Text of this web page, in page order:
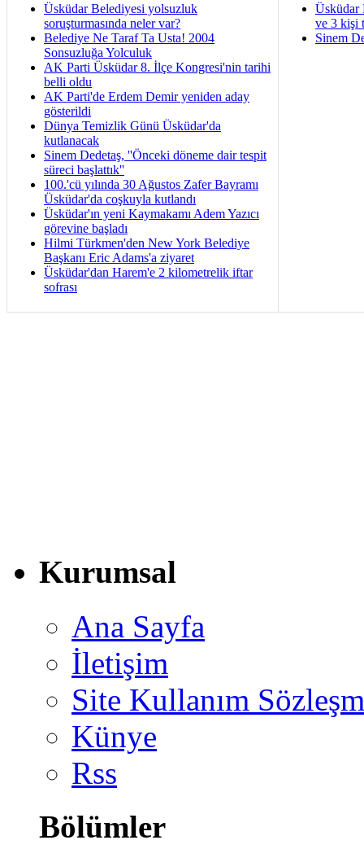
Üsküdar Belediyesi yolsuzluk
soruşturmasında neler var?
Belediye Ne Taraf Ta Usta! 2004
Sonsuzluğa Yolculuk
AK Parti Üsküdar 8. İlçe Kongresi'nin tarihi
belli oldu
AK Parti'de Erdem Demir yeniden aday
gösterildi
Dünya Temizlik Günü Üsküdar'da
kutlanacak
Sinem Dedetaş, ''Önceki döneme dair tespit
süreci başlattık''
100.'cü yılında 30 Ağustos Zafer Bayramı
Üsküdar'da coşkuyla kutlandı
Üsküdar'ın yeni Kaymakamı Adem Yazıcı
görevine başladı
Hilmi Türkmen'den New York Belediye
Başkanı Eric Adams'a ziyaret
Üsküdar'dan Harem'e 2 kilometrelik iftar
sofrası
Üsküdar
ve 3 kişi
Sinem
Kurumsal
Ana Sayfa
İletişim
Site Kullanım
Künye
Rss
Bölümler